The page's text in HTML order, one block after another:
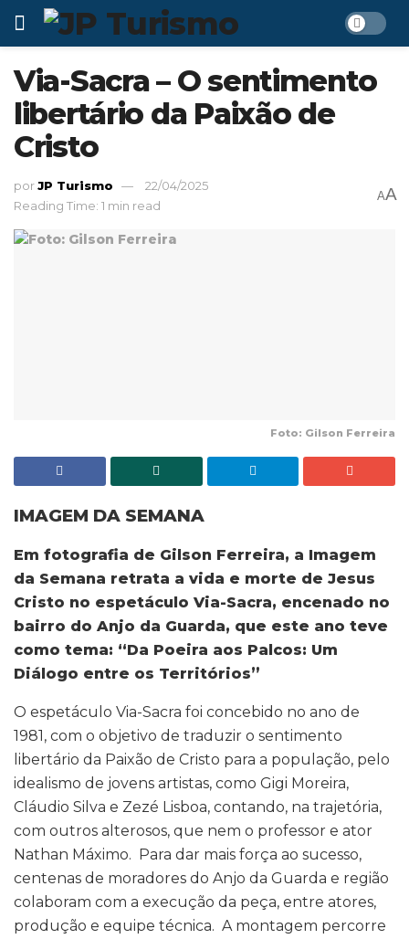
Via-Sacra – O sentimento
libertário da Paixão de
Cristo
porJP Turismo
22/04/2025
Reading Time: 1 min read
AA
Foto: Gilson Ferreira
IMAGEM DA SEMANA
Em fotografia de Gilson Ferreira, a Imagem
da Semana retrata a vida e morte de Jesus
Cristo no espetáculo Via-Sacra, encenado no
bairro do Anjo da Guarda, que este ano teve
como tema: “Da Poeira aos Palcos: Um
Diálogo entre os Territórios”
O espetáculo Via-Sacra foi concebido no ano de
1981, com o objetivo de traduzir o sentimento
libertário da Paixão de Cristo para a população, pelo
idealismo de jovens artistas, como Gigi Moreira,
Cláudio Silva e Zezé Lisboa, contando, na trajetória,
com outros alterosos, que nem o professor e ator
Nathan Máximo. Para dar mais força ao sucesso,
centenas de moradores do Anjo da Guarda e região
colaboram com a execução da peça, entre atores,
produção e equipe técnica. A montagem percorre